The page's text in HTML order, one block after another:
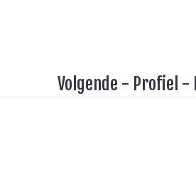
Volgende - Profiel -